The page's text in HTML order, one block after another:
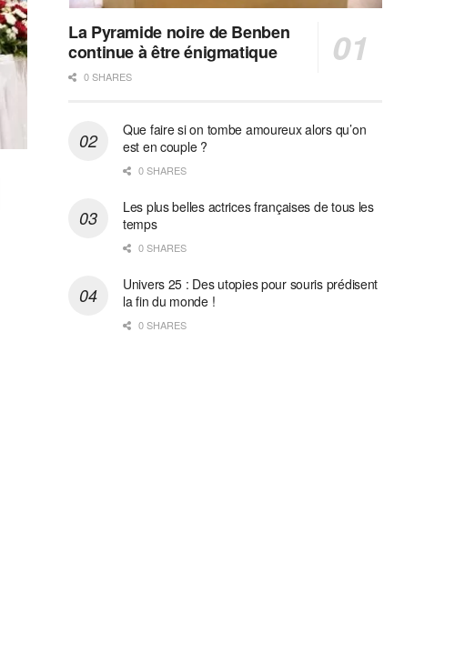
La Pyramide noire de Benben
continue à être énigmatique
0 SHARES
Que faire si on tombe amoureux alors qu’on
est en couple ?
0 SHARES
Les plus belles actrices françaises de tous les
temps
0 SHARES
Univers 25 : Des utopies pour souris prédisent
la fin du monde !
0 SHARES